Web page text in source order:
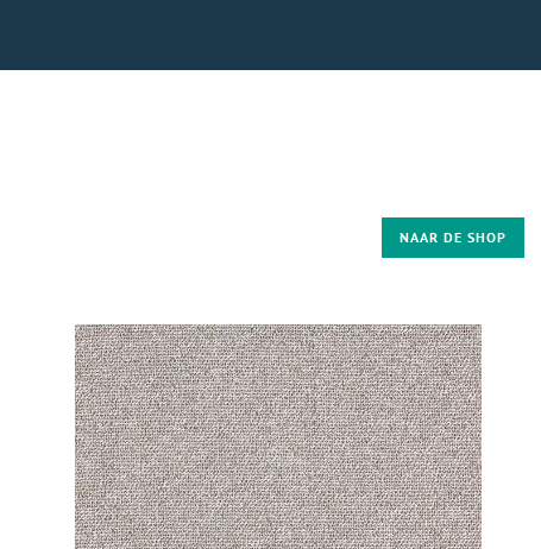
NAAR DE SHOP